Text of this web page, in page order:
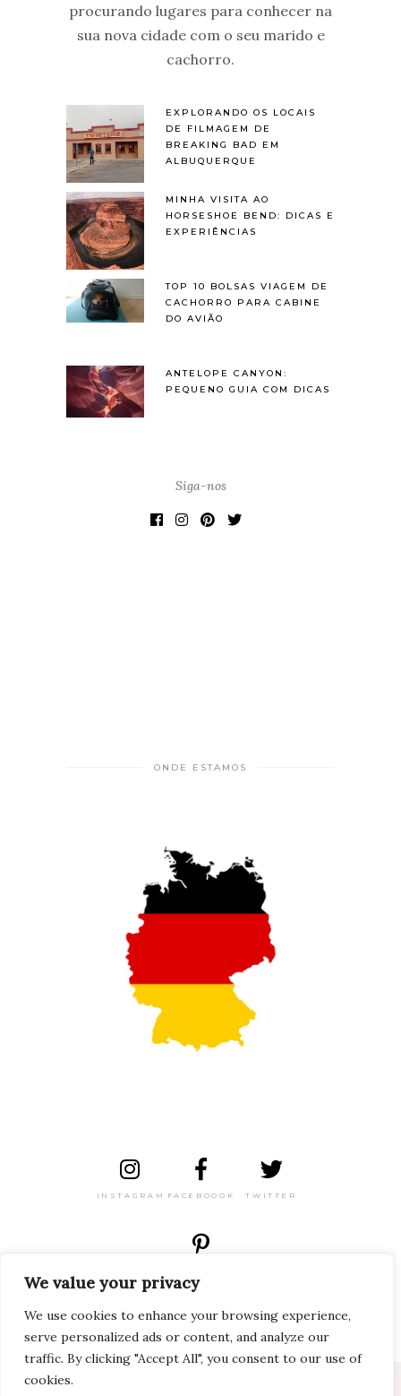
We value your privacy
We use cookies to enhance your browsing experience,
serve personalized ads or content, and analyze our
traffic. By clicking "Accept All", you consent to our use of
cookies.
procurando lugares para conhecer na
sua nova cidade com o seu marido e
cachorro.
EXPLORANDO OS LOCAIS
DE FILMAGEM DE
BREAKING BAD EM
ALBUQUERQUE
MINHA VISITA AO
HORSESHOE BEND: DICAS E
EXPERIÊNCIAS
TOP 10 BOLSAS VIAGEM DE
CACHORRO PARA CABINE
DO AVIÃO
ANTELOPE CANYON:
PEQUENO GUIA COM DICAS
Siga-nos
ONDE ESTAMOS
INSTAGRAM FACEBOOOK TWITTER